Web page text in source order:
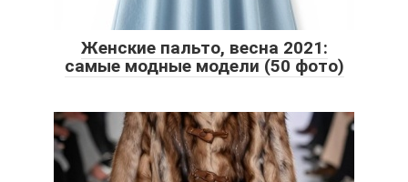
Женские пальто, весна 2021:
самые модные модели (50 фото)